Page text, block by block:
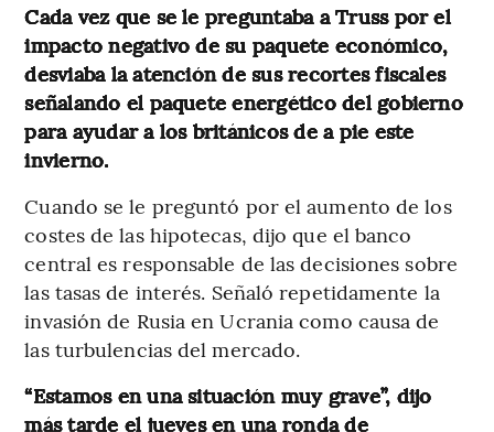
Cada vez que se le preguntaba a Truss por el
impacto negativo de su paquete económico,
desviaba la atención de sus recortes fiscales
señalando el paquete energético del gobierno
para ayudar a los británicos de a pie este
invierno.
Cuando se le preguntó por el aumento de los
costes de las hipotecas, dijo que el banco
central es responsable de las decisiones sobre
las tasas de interés. Señaló repetidamente la
invasión de Rusia en Ucrania como causa de
las turbulencias del mercado.
“Estamos en una situación muy grave”, dijo
más tarde el jueves en una ronda de